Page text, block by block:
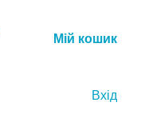
Мій кошик
Вхід